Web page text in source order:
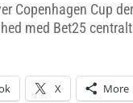
Copenhagen Cup
med Bet25
X More